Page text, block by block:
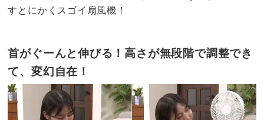
すとにかくスゴイ扇風機！
首がぐーんと伸びる！高さが無段階で調整でき
て、変幻自在！